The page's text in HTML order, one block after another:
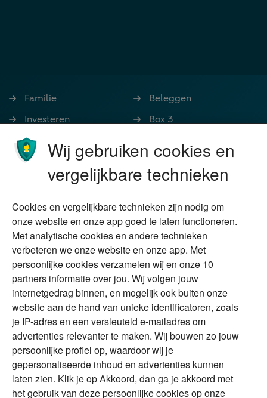
Familie
Investeren
Ondernemen
Stoppen met werken
Wonen
Beleggen
Box 3
Nalatenschap
Schenken
Duurzaam
Vermogensplanning
Tweede huis in
buitenland
DGA
Erfenis
Over Financial Focus
Specialisten
Financial Focus
magazine
The Exit Years
Contact
Alles voor en over vermogenden.
Wij gebruiken cookies en
vergelijkbare technieken
Cookies en vergelijkbare technieken zijn nodig om
onze website en onze app goed te laten functioneren.
Met analytische cookies en andere technieken
verbeteren we onze website en onze app. Met
persoonlijke cookies verzamelen wij en onze 10
partners informatie over jou. Wij volgen jouw
internetgedrag binnen, en mogelijk ook buiten onze
website aan de hand van unieke identificatoren, zoals
je IP-adres en een versleuteld e-mailadres om
advertenties relevanter te maken. Wij bouwen zo jouw
persoonlijke profiel op, waardoor wij je
gepersonaliseerde inhoud en advertenties kunnen
laten zien. Klik je op Akkoord, dan ga je akkoord met
het gebruik van deze persoonlijke cookies op onze